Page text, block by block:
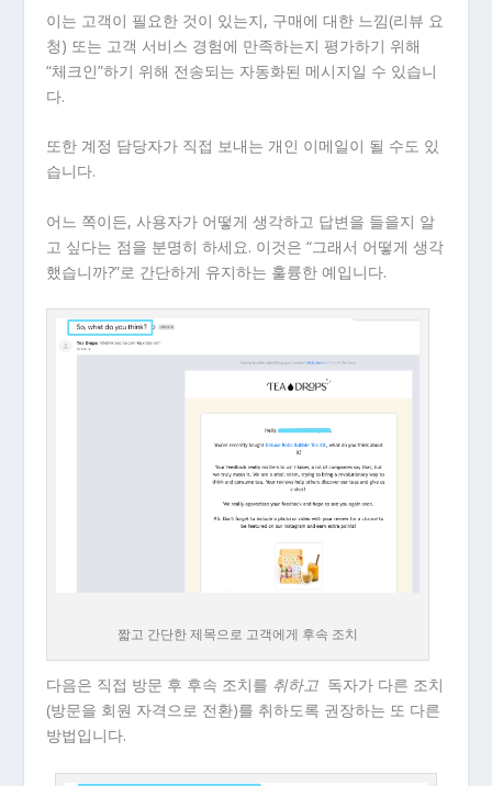
이는 고객이 필요한 것이 있는지, 구매에 대한 느낌(리뷰 요
청) 또는 고객 서비스 경험에 만족하는지 평가하기 위해
“체크인”하기 위해 전송되는 자동화된 메시지일 수 있습니
다.
또한 계정 담당자가 직접 보내는 개인 이메일이 될 수도 있
습니다.
어느 쪽이든, 사용자가 어떻게 생각하고 답변을 들을지 알
고 싶다는 점을 분명히 하세요. 이것은 “그래서 어떻게 생각
했습니까?”로 간단하게 유지하는 훌륭한 예입니다.
짧고 간단한 제목으로 고객에게 후속 조치
다음은 직접 방문 후 후속 조치를 취하고 독자가 다른 조치
(방문을 회원 자격으로 전환)를 취하도록 권장하는 또 다른
방법입니다.